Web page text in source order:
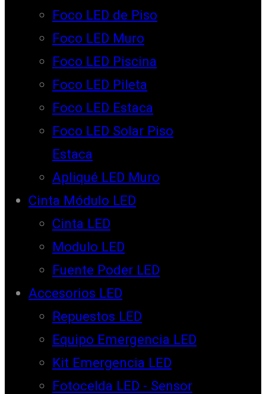
Foco LED de Piso
Foco LED Muro
Foco LED Piscina
Foco LED Pileta
Foco LED Estaca
Foco LED Solar Piso
Estaca
Apliqué LED Muro
Cinta Módulo LED
Cinta LED
Modulo LED
Fuente Poder LED
Accesorios LED
Repuestos LED
Equipo Emergencia LED
Kit Emergencia LED
Fotocelda LED - Sensor